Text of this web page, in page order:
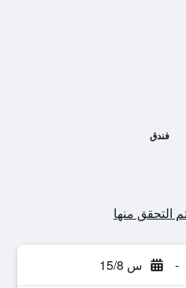
فندق
- س 15/8